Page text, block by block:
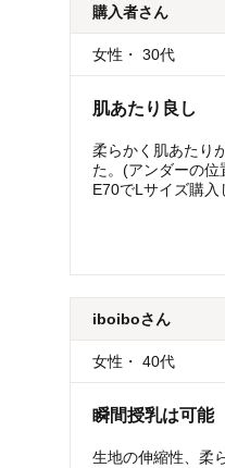
購入者さん
女性 ・ 30代
肌あたり良し
柔らかく肌あたり
た。(アンダーの位
E70でLサイズ購入
iboiboさん
女性 ・ 40代
瞬間授乳は可能
生地の伸縮性、柔